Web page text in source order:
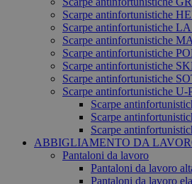
Scarpe antinfortunistiche
Scarpe antinfortunistiche
Scarpe antinfortunistiche
Scarpe antinfortunistiche
Scarpe antinfortunistiche
Scarpe antinfortunistiche
Scarpe antinfortunistiche U-
Scarpe
Scarpe
Scarpe
ABBIGLIAMENTO DA
Pantaloni da lavoro
Pantaloni da lavoro
Pantaloni da lavoro